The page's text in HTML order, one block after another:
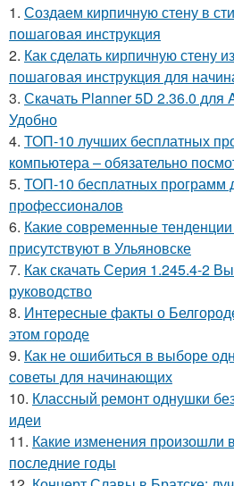
1. Создаем кирпичную стену в
пошаговая инструкция
2. Как сделать кирпичную стену
пошаговая инструкция для
3. Скачать Planner 5D 2.36.0 для
Удобно
4. ТОП-10 лучших бесплатных
компьютера – обязательно
5. ТОП-10 бесплатных программ
профессионалов
6. Какие современные тенденции
присутствуют в Ульяновске
7. Как скачать Серия 1.245.4-2
руководство
8. Интересные факты о
этом городе
9. Как не ошибиться в выборе
советы для начинающих
10. Классный ремонт однушки
идеи
11. Какие изменения произошли
последние годы